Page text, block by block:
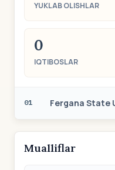
YUKLAB OLISHLAR
0
IQTIBOSLAR
01 Fergana State
Mualliflar